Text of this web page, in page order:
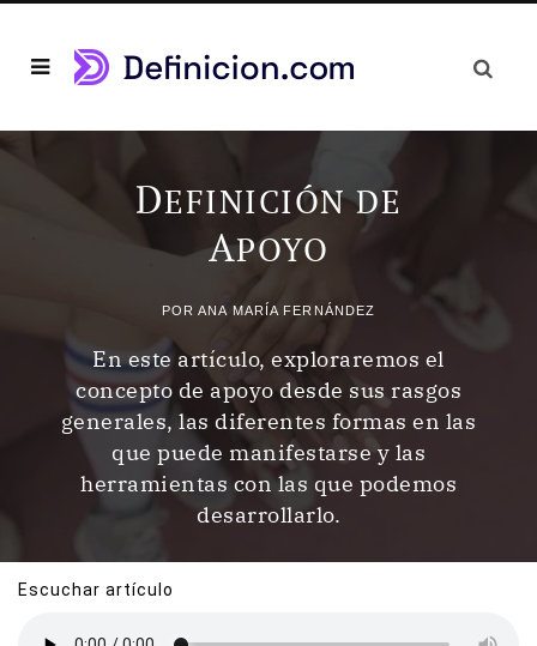
DEFINICIÓN DE
APOYO
PORANA MARÍA FERNÁNDEZ
En este artículo, exploraremos el
concepto de apoyo desde sus rasgos
generales, las diferentes formas en las
que puede manifestarse y las
herramientas con las que podemos
desarrollarlo.
Escuchar artículo